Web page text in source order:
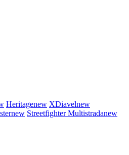
Heritagenew XDiavelnew
new StreetfighterMultistradanew